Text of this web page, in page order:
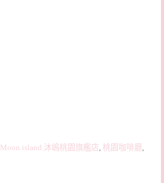
Moon island 沐嶋桃園旗艦店, 桃園咖啡廳,